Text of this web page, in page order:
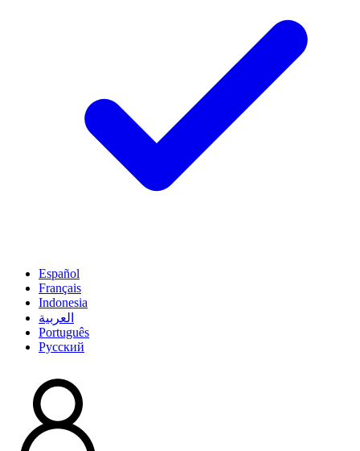
Español
Français
Indonesia
العربية
Português
Pусский